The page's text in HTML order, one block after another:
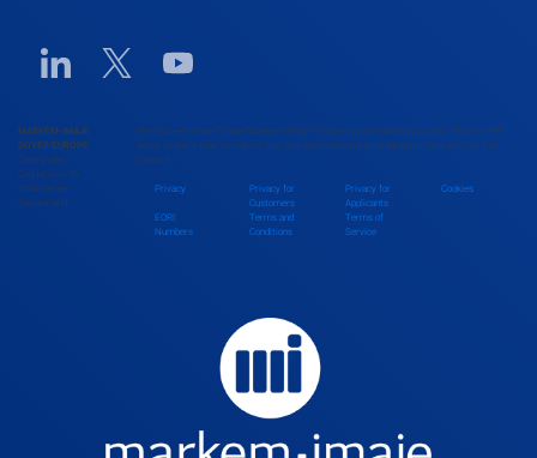
Linkedin URL link
Twitter URL linkYoutube URL link
MARKEM-IMAJE
DOVER EUROPE
Chemin des
Coquelicots 16
1214 Vernier
Switzerland
The Markem-Imaje Group (“Markem-Imaje”) respects your individual privacy. Please read
below to check how we collect, use, and share personal data obtained from users on this
website.
Privacy
Privacy for
Customers
Privacy for
Applicants
Cookies
EORI
Numbers
Terms and
Conditions
Terms of
Service